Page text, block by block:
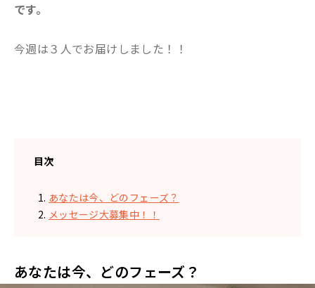
です。
今週は３人でお届けしました！！
目次
あなたは今、どのフェーズ？
メッセージ大募集中！！
あなたは今、どのフェーズ？